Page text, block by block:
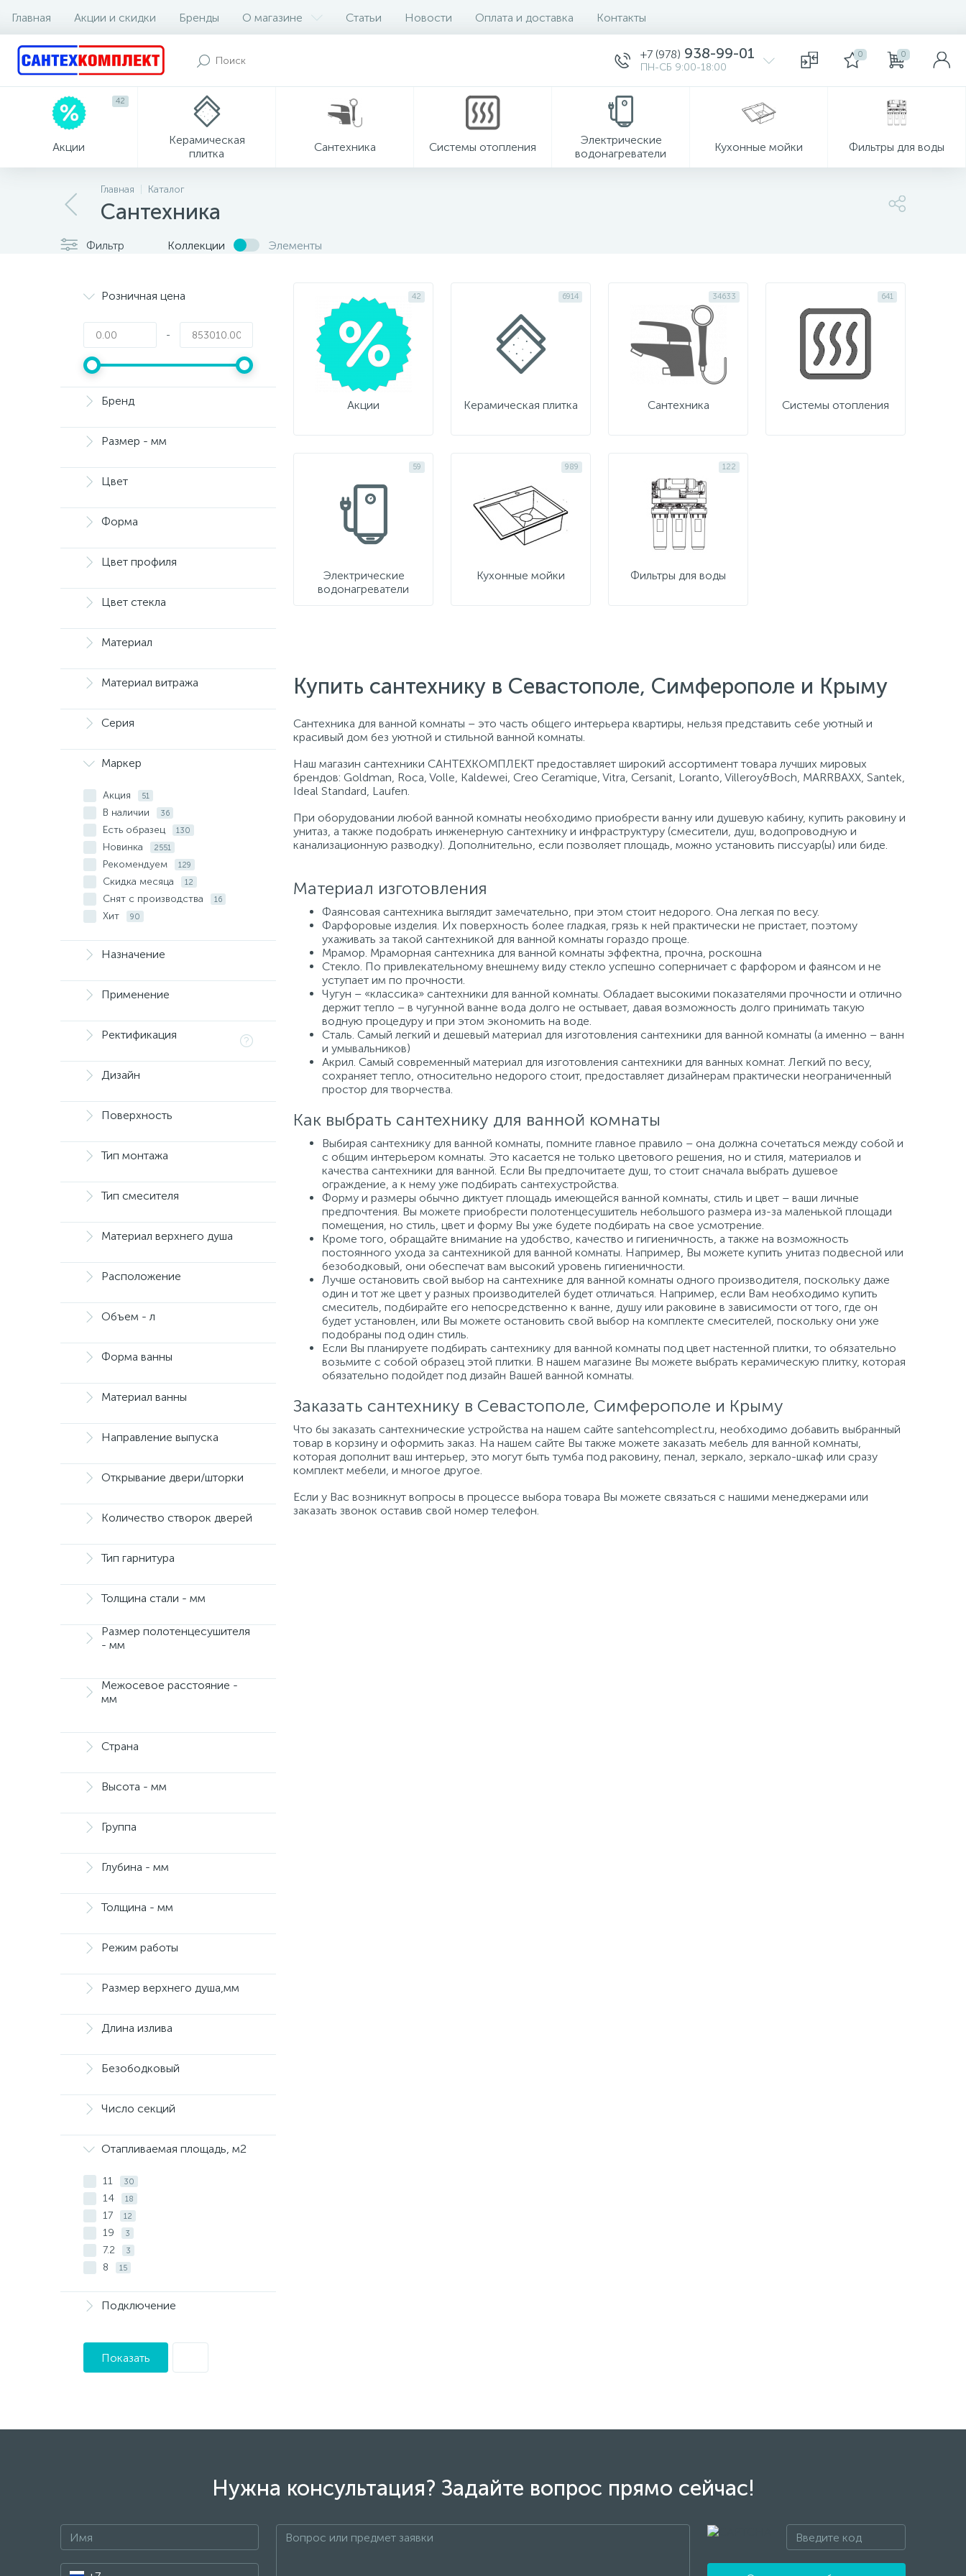
Главная Акции и скидки Бренды О магазине Статьи Новости Оплата и доставка Контакты
+7 (978) 938-99-01
ПН-СБ 9:00-18:00
0 0
Акции
42
Керамическая
плитка
Сантехника Системы отопления
Электрические
водонагреватели
Кухонные мойки Фильтры для воды
Главная Каталог
Сантехника
Фильтр Коллекции Элементы
Розничная цена
-
Бренд
Размер - мм
Цвет
Форма
Цвет профиля
Цвет стекла
Материал
Материал витража
Серия
Маркер
Акция 51
В наличии 36
Есть образец 130
Новинка 2551
Рекомендуем 129
Скидка месяца 12
Снят с производства 16
Хит 90
Назначение
Применение
Ректификация
Дизайн
Поверхность
Тип монтажа
Тип смесителя
Материал верхнего душа
Расположение
Объем - л
Форма ванны
Материал ванны
Направление выпуска
Открывание двери/шторки
Количество створок дверей
Тип гарнитура
Толщина стали - мм
Размер полотенцесушителя
- мм
Межосевое расстояние -
мм
Страна
Высота - мм
Группа
Глубина - мм
Толщина - мм
Режим работы
Размер верхнего душа,мм
Длина излива
Безободковый
Число секций
Отапливаемая площадь, м2
11 30
14 18
17 12
19 3
7.2 3
8 15
Подключение
Показать
42
Акции
6914
Керамическая плитка
34633
Сантехника
641
Системы отопления
59
Электрические
водонагреватели
989
Кухонные мойки
122
Фильтры для воды
Купить сантехнику в Севастополе, Симферополе и Крыму
Сантехника для ванной комнаты – это часть общего интерьера квартиры, нельзя представить себе уютный и
красивый дом без уютной и стильной ванной комнаты.
Наш магазин сантехники САНТЕХКОМПЛЕКТ предоставляет широкий ассортимент товара лучших мировых
брендов: Goldman, Roca, Volle, Kaldewei, Creo Ceramique, Vitra, Cersanit, Loranto, Villeroy&Boch, MARRBAXX, Santek,
Ideal Standard, Laufen.
При оборудовании любой ванной комнаты необходимо приобрести ванну или душевую кабину, купить раковину и
унитаз, а также подобрать инженерную сантехнику и инфраструктуру (смесители, душ, водопроводную и
канализационную разводку). Дополнительно, если позволяет площадь, можно установить писсуар(ы) или биде.
Материал изготовления
Фаянсовая сантехника выглядит замечательно, при этом стоит недорого. Она легкая по весу.
Фарфоровые изделия. Их поверхность более гладкая, грязь к ней практически не пристает, поэтому
ухаживать за такой сантехникой для ванной комнаты гораздо проще.
Мрамор. Мраморная сантехника для ванной комнаты эффектна, прочна, роскошна
Стекло. По привлекательному внешнему виду стекло успешно соперничает с фарфором и фаянсом и не
уступает им по прочности.
Чугун – «классика» сантехники для ванной комнаты. Обладает высокими показателями прочности и отлично
держит тепло – в чугунной ванне вода долго не остывает, давая возможность долго принимать такую
водную процедуру и при этом экономить на воде.
Сталь. Самый легкий и дешевый материал для изготовления сантехники для ванной комнаты (а именно – ванн
и умывальников)
Акрил. Самый современный материал для изготовления сантехники для ванных комнат. Легкий по весу,
сохраняет тепло, относительно недорого стоит, предоставляет дизайнерам практически неограниченный
простор для творчества.
Как выбрать сантехнику для ванной комнаты
Выбирая сантехнику для ванной комнаты, помните главное правило – она должна сочетаться между собой и
с общим интерьером комнаты. Это касается не только цветового решения, но и стиля, материалов и
качества сантехники для ванной. Если Вы предпочитаете душ, то стоит сначала выбрать душевое
ограждение, а к нему уже подбирать сантехустройства.
Форму и размеры обычно диктует площадь имеющейся ванной комнаты, стиль и цвет – ваши личные
предпочтения. Вы можете приобрести полотенцесушитель небольшого размера из-за маленькой площади
помещения, но стиль, цвет и форму Вы уже будете подбирать на свое усмотрение.
Кроме того, обращайте внимание на удобство, качество и гигиеничность, а также на возможность
постоянного ухода за сантехникой для ванной комнаты. Например, Вы можете купить унитаз подвесной или
безободковый, они обеспечат вам высокий уровень гигиеничности.
Лучше остановить свой выбор на сантехнике для ванной комнаты одного производителя, поскольку даже
один и тот же цвет у разных производителей будет отличаться. Например, если Вам необходимо купить
смеситель, подбирайте его непосредственно к ванне, душу или раковине в зависимости от того, где он
будет установлен, или Вы можете остановить свой выбор на комплекте смесителей, поскольку они уже
подобраны под один стиль.
Если Вы планируете подбирать сантехнику для ванной комнаты под цвет настенной плитки, то обязательно
возьмите с собой образец этой плитки. В нашем магазине Вы можете выбрать керамическую плитку, которая
обязательно подойдет под дизайн Вашей ванной комнаты.
Заказать сантехнику в Севастополе, Симферополе и Крыму
Что бы заказать сантехнические устройства на нашем сайте santehcomplect.ru, необходимо добавить выбранный
товар в корзину и оформить заказ. На нашем сайте Вы также можете заказать мебель для ванной комнаты,
которая дополнит ваш интерьер, это могут быть тумба под раковину, пенал, зеркало, зеркало-шкаф или сразу
комплект мебели, и многое другое.
Если у Вас возникнут вопросы в процессе выбора товара Вы можете связаться с нашими менеджерами или
заказать звонок оставив свой номер телефон.
Нужна консультация? Задайте вопрос прямо сейчас!